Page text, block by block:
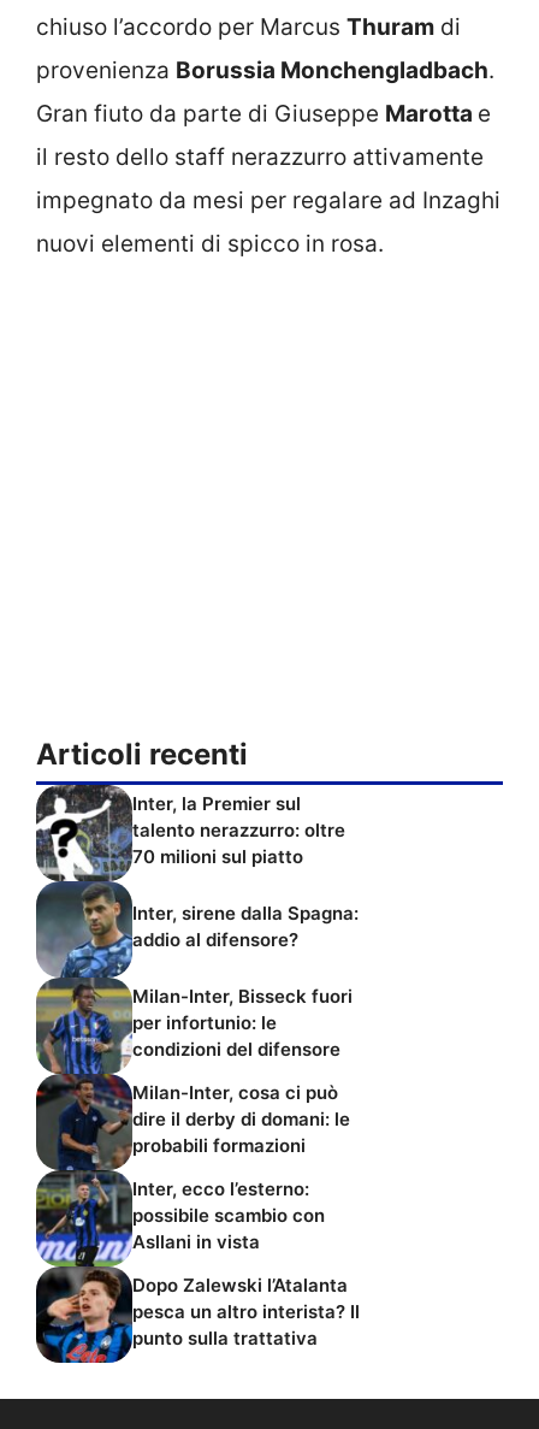
chiuso l’accordo per Marcus Thuram di
provenienza Borussia Monchengladbach.
Gran fiuto da parte di Giuseppe Marotta e
il resto dello staff nerazzurro attivamente
impegnato da mesi per regalare ad Inzaghi
nuovi elementi di spicco in rosa.
Articoli recenti
Inter, la Premier sul
talento nerazzurro: oltre
70 milioni sul piatto
Inter, sirene dalla Spagna:
addio al difensore?
Milan-Inter, Bisseck fuori
per infortunio: le
condizioni del difensore
Milan-Inter, cosa ci può
dire il derby di domani: le
probabili formazioni
Inter, ecco l’esterno:
possibile scambio con
Asllani in vista
Dopo Zalewski l’Atalanta
pesca un altro interista? Il
punto sulla trattativa